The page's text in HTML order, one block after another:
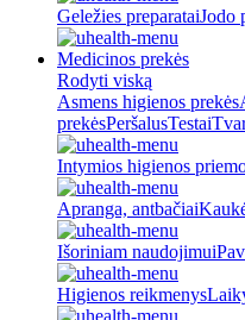
Geležies preparataiJodo
Medicinos prekės
Rodyti viską
Asmens higienos prekės
prekėsPeršalusTestai
Intymios higienos
Apranga, antbačiai
Išoriniam naudojimui
Higienos reikmenys